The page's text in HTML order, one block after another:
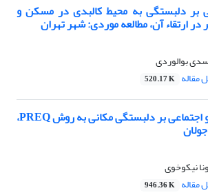
بر دلبستگی به محیط کالبدی در مسکن و
ارتقاء آن، مطالعه موردی: شهر تهران
بوالوردی
مقاله 520.17 K
نقش عناصر کالبدی و اجتماعی بر دلبستگی مکانی به روش PREQ،
نیکوخوی
مقاله 946.36 K